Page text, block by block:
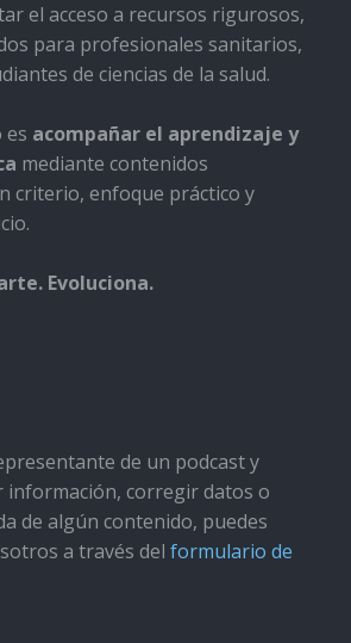
el acceso a recursos rigurosos,
para profesionales sanitarios,
de ciencias de la salud.
es acompañar el aprendizaje y
mediante contenidos
criterio, enfoque práctico y
Evoluciona.
de un podcast y
información, corregir datos o
de algún contenido, puedes
a través del formulario de